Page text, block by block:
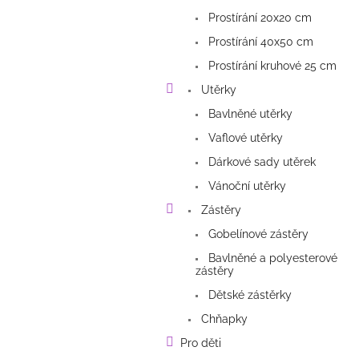
Prostírání 20x20 cm
Prostírání 40x50 cm
Prostírání kruhové 25 cm
Utěrky
Bavlněné utěrky
Vaflové utěrky
Dárkové sady utěrek
Vánoční utěrky
Zástěry
Gobelínové zástěry
Bavlněné a polyesterové
zástěry
Dětské zástěrky
Chňapky
Pro děti